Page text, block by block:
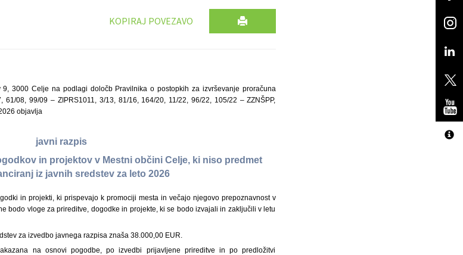
KOPIRAJ POVEZAVO
3000 Celje na podlagi določb Pravilnika o postopkih za izvrševanje proračuna
08, 99/09 – ZIPRS1011, 3/13, 81/16, 164/20, 11/22, 96/22, 105/22 – ZZNŠPP,
objavlja
javni razpis
in projektov v Mestni občini Celje, ki niso predmet
iz javnih sredstev za leto 2026
in projekti, ki prispevajo k promociji mesta in večajo njegovo prepoznavnost v
bodo vloge za prireditve, dogodke in projekte, ki se bodo izvajali in zaključili v letu
za izvedbo javnega razpisa znaša 38.000,00 EUR.
na osnovi pogodbe, po izvedbi prijavljene prireditve in po predložitvi